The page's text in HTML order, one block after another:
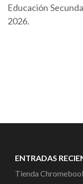
Educación
2026.
ENTRADAS
Tienda